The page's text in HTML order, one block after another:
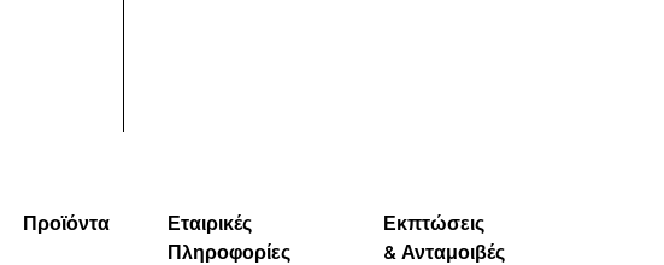
Προϊόντα
Εταιρικές
Πληροφορίες
Εκπτώσεις
& Ανταμοιβές